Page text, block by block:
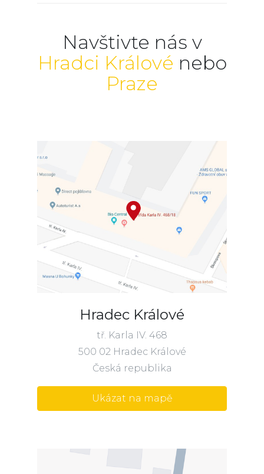
Navštivte nás v
Hradci Králové nebo
Praze
Hradec Králové
tř. Karla IV. 468
500 02 Hradec Králové
Česká republika
Ukázat na mapě